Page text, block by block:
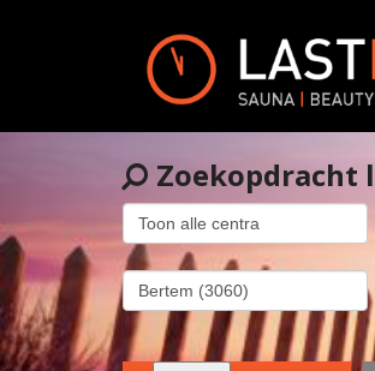
Zoekopdracht